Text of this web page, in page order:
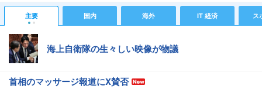
主要 国内 海外 IT 経済 ス
海上自衛隊の生々しい映像が物議
首相のマッサージ報道にX賛否